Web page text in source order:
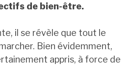
de bien-être.
il se révèle que tout le
Bien évidemment,
appris, à force de